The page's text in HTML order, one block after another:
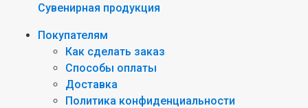
Сувенирная продукция
Покупателям
Как сделать заказ
Способы оплаты
Доставка
Политика конфиденциальности